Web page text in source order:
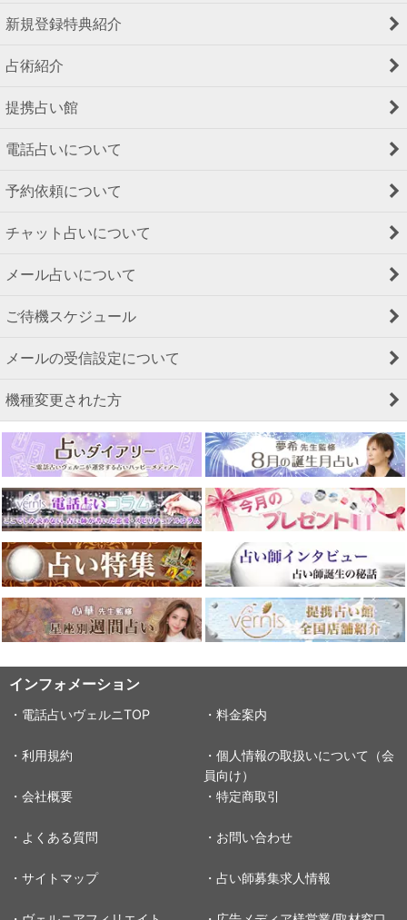
新規登録特典紹介
占術紹介
提携占い館
電話占いについて
予約依頼について
チャット占いについて
メール占いについて
ご待機スケジュール
メールの受信設定について
機種変更された方
インフォメーション
・電話占いヴェルニTOP ・料金案内
・利用規約
・個人情報の取扱いについて（会
員向け）
・会社概要
・特定商取引
・よくある質問 ・お問い合わせ
・サイトマップ ・占い師募集求人情報